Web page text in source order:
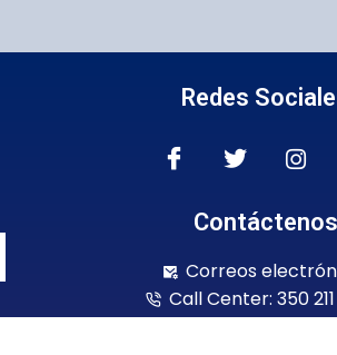
Redes
Contáctenos
Correos
Call Center: 350